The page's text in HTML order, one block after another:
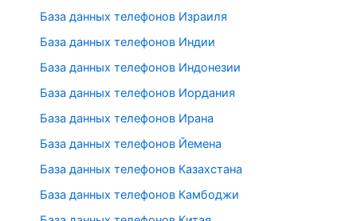
База данных телефонов Израиля
База данных телефонов Индии
База данных телефонов Индонезии
База данных телефонов Иордания
База данных телефонов Ирана
База данных телефонов Йемена
База данных телефонов Казахстана
База данных телефонов Камбоджи